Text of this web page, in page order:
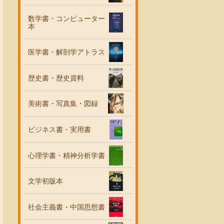
数学書・コンピューター
本
医学書・解剖学アトラス
歴史書・歴史資料
美術書・写真集・図録
ビジネス書・実用書
心理学書・精神分析学書
文学初版本
社会主義書・中国思想書